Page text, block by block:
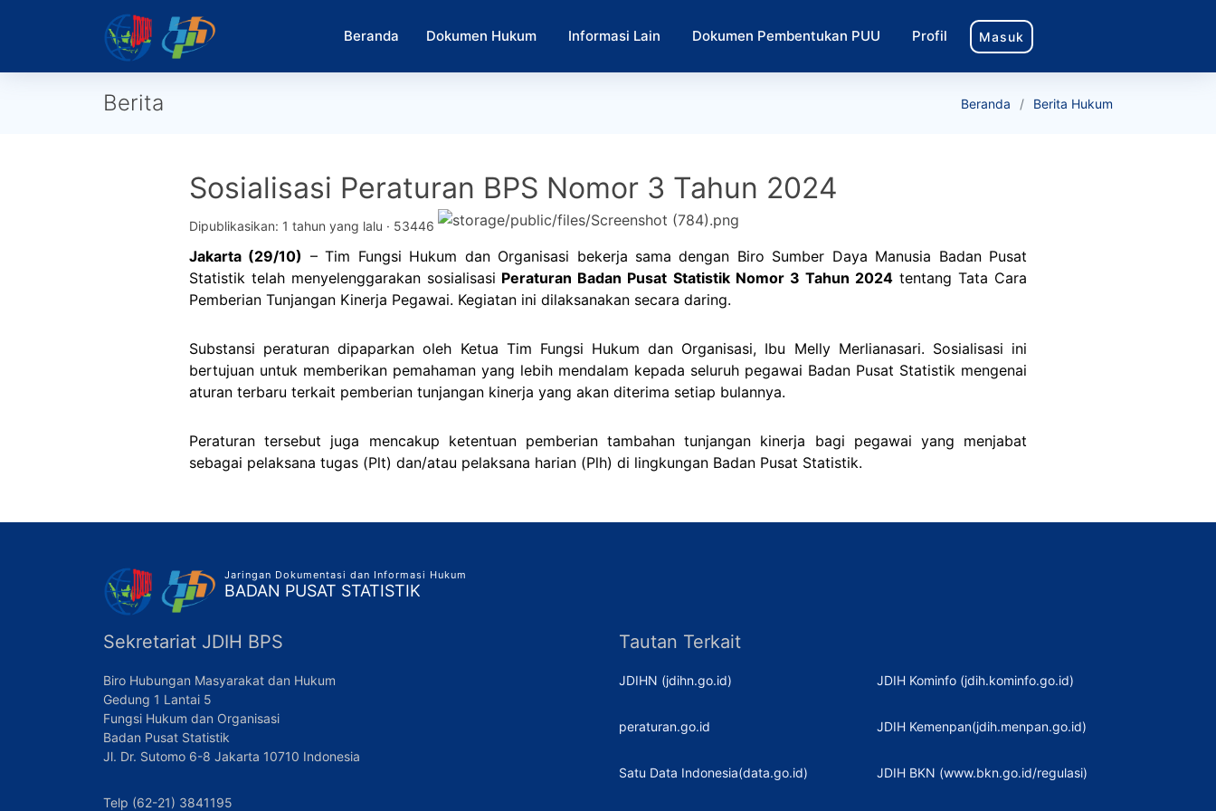
Beranda Dokumen Hukum Informasi Lain Dokumen Pembentukan PUU Profil Masuk
Berita Beranda Berita Hukum
Sosialisasi Peraturan BPS Nomor 3 Tahun 2024
Dipublikasikan: 1 tahun yang lalu · 53446
Jakarta (29/10) – Tim Fungsi Hukum dan Organisasi bekerja sama dengan Biro Sumber Daya Manusia Badan Pusat
Statistik telah menyelenggarakan sosialisasi Peraturan Badan Pusat Statistik Nomor 3 Tahun 2024tentang Tata Cara
Pemberian Tunjangan Kinerja Pegawai. Kegiatan ini dilaksanakan secara daring.
Substansi peraturan dipaparkan oleh Ketua Tim Fungsi Hukum dan Organisasi, Ibu Melly Merlianasari. Sosialisasi ini
bertujuan untuk memberikan pemahaman yang lebih mendalam kepada seluruh pegawai Badan Pusat Statistik mengenai
aturan terbaru terkait pemberian tunjangan kinerja yang akan diterima setiap bulannya.
Peraturan tersebut juga mencakup ketentuan pemberian tambahan tunjangan kinerja bagi pegawai yang menjabat
sebagai pelaksana tugas (Plt) dan/atau pelaksana harian (Plh) di lingkungan Badan Pusat Statistik.
Jaringan Dokumentasi dan Informasi Hukum
BADAN PUSAT STATISTIK
Sekretariat JDIH BPS
Biro Hubungan Masyarakat dan Hukum
Gedung 1 Lantai 5
Fungsi Hukum dan Organisasi
Badan Pusat Statistik
Jl. Dr. Sutomo 6-8 Jakarta 10710 Indonesia
Telp (62-21) 3841195
Tautan Terkait
JDIHN (jdihn.go.id)
peraturan.go.id
Satu Data Indonesia(data.go.id)
JDIH Kominfo (jdih.kominfo.go.id)
JDIH Kemenpan(jdih.menpan.go.id)
JDIH BKN (www.bkn.go.id/regulasi)